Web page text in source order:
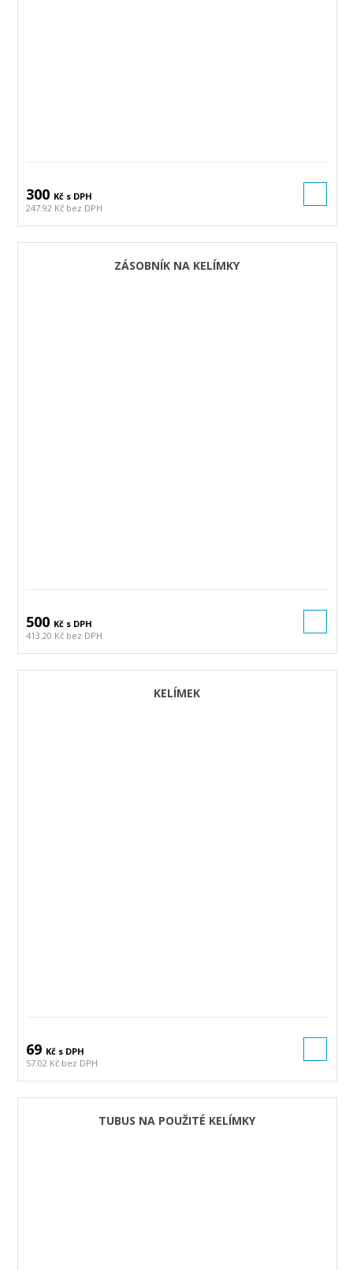
300 Kč s DPH
247.92 Kč bez DPH
ZÁSOBNÍK NA KELÍMKY
500 Kč s DPH
413.20 Kč bez DPH
KELÍMEK
69 Kč s DPH
57.02 Kč bez DPH
TUBUS NA POUŽITÉ KELÍMKY